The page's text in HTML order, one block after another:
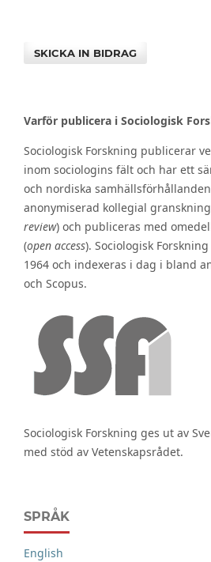
SKICKA IN BIDRAG
Varför publicera i Sociologisk
Sociologisk Forskning publicerar
inom sociologins fält och har ett
och nordiska
anonymiserad kollegial
review) och publiceras med
(open access). Sociologisk
1964 och indexeras i dag i bland
och Scopus.
Sociologisk Forskning ges ut av
med stöd av Vetenskapsrådet.
SPRÅK
English